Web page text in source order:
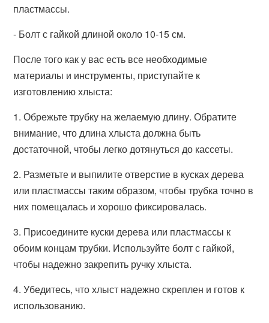
пластмассы.
- Болт с гайкой длиной около 10-15 см.
После того как у вас есть все необходимые
материалы и инструменты, приступайте к
изготовлению хлыста:
1. Обрежьте трубку на желаемую длину. Обратите
внимание, что длина хлыста должна быть
достаточной, чтобы легко дотянуться до кассеты.
2. Разметьте и выпилите отверстие в кусках дерева
или пластмассы таким образом, чтобы трубка точно в
них помещалась и хорошо фиксировалась.
3. Присоедините куски дерева или пластмассы к
обоим концам трубки. Используйте болт с гайкой,
чтобы надежно закрепить ручку хлыста.
4. Убедитесь, что хлыст надежно скреплен и готов к
использованию.